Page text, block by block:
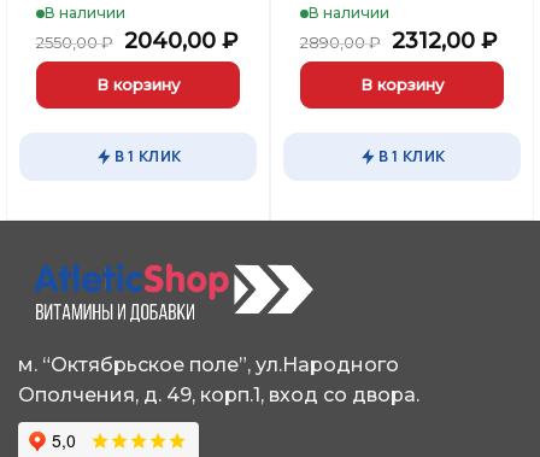
В наличии
2550,00₽ Первоначальная
цена
составляла
2550,00 ₽.
2040,00 ₽Текущая
цена:
В корзину
В 1 КЛИК
В наличии
2890,00₽
цена
составляла
2890,00 ₽.
2312,00 ₽
В корзину
В 1 КЛИК
м. “Октябрьское поле”, ул.Народного
Ополчения, д. 49, корп.1, вход со двора.